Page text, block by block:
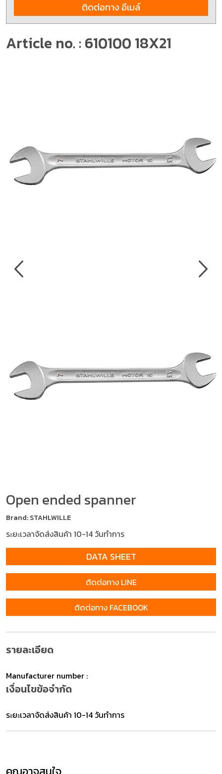
Article no. : 610100 18X21
Open ended spanner
Brand: STAHLWILLE
ระยะเวลาจัดส่งสินค้า 10-14 วันทำการ
DATA SHEET
ติดต่อทาง LINE
ติดต่อทาง FACEBOOK
รายละเอียด
Manufacturer number :
เงื่อนไขข้อจำกัด
ระยะเวลาจัดส่งสินค้า 10-14 วันทำการ
ติดต่อทาง อีเมล์